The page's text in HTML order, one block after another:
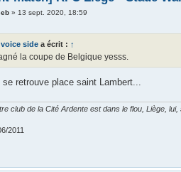
» 13 sept. 2020, 18:59
side a écrit : ↑
la coupe de Belgique yesss.
retrouve place saint Lambert...
club de la Cité Ardente est dans le flou, Liège,
2011